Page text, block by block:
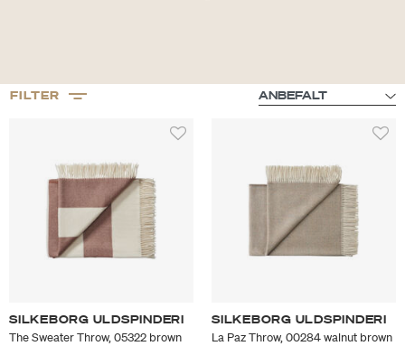
FILTER
SILKEBORG ULDSPINDERI
The Sweater Throw, 05322 brown
SILKEBORG ULDSPINDERI
La Paz Throw, 00284 walnut brown